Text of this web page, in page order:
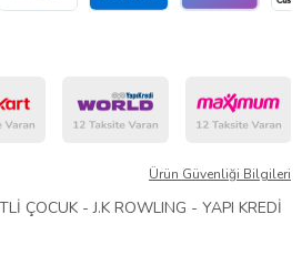
Ürün Güvenliği Bilgileri
ÇOCUK - J.K ROWLING - YAPI KREDİ